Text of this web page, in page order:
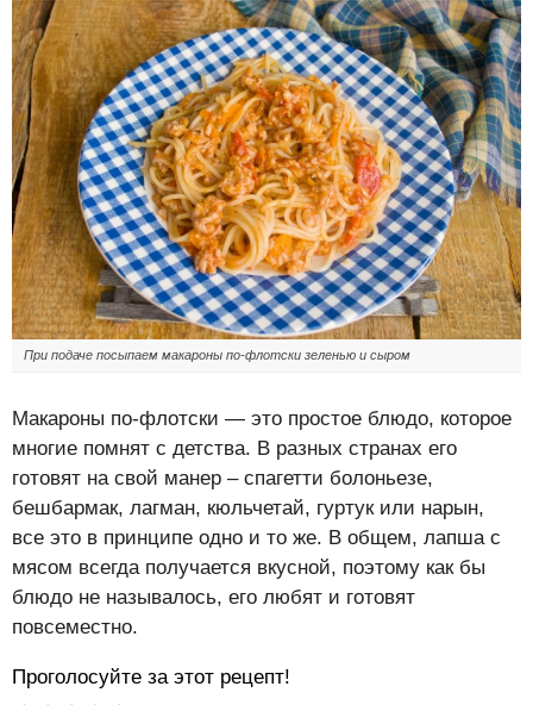
При подаче посыпаем макароны по-флотски зеленью и сыром
Макароны по-флотски — это простое блюдо, которое
многие помнят с детства. В разных странах его
готовят на свой манер – спагетти болоньезе,
бешбармак, лагман, кюльчетай, гуртук или нарын,
все это в принципе одно и то же. В общем, лапша с
мясом всегда получается вкусной, поэтому как бы
блюдо не называлось, его любят и готовят
повсеместно.
Проголосуйте за этот рецепт!